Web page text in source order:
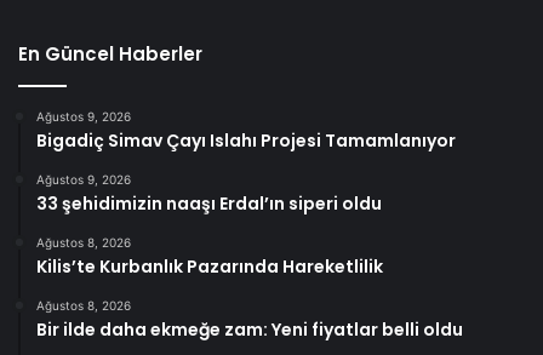
En Güncel Haberler
Ağustos 9, 2026
Bigadiç Simav Çayı Islahı Projesi Tamamlanıyor
Ağustos 9, 2026
33 şehidimizin naaşı Erdal’ın siperi oldu
Ağustos 8, 2026
Kilis’te Kurbanlık Pazarında Hareketlilik
Ağustos 8, 2026
Bir ilde daha ekmeğe zam: Yeni fiyatlar belli oldu